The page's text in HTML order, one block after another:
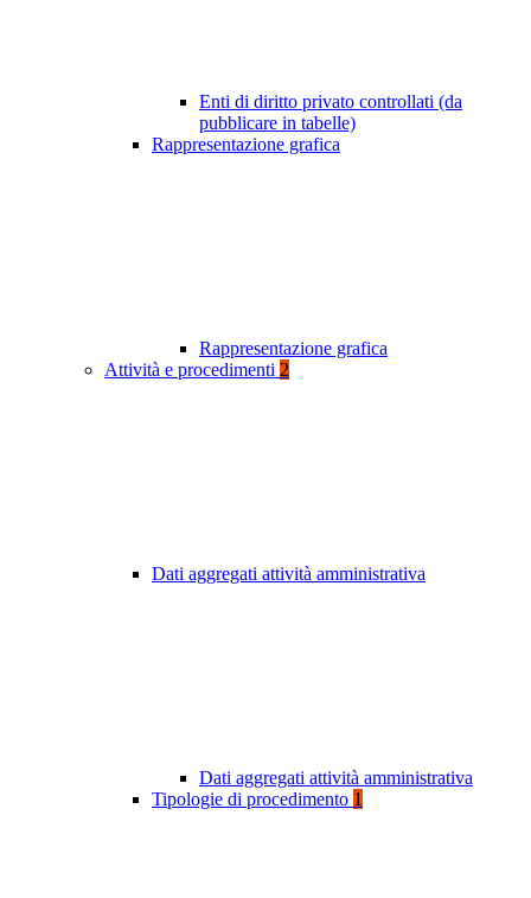
Enti di diritto privato controllati (da
pubblicare in tabelle)
Rappresentazione grafica
Rappresentazione grafica
Attività e procedimenti 2
Dati aggregati attività amministrativa
Dati aggregati attività amministrativa
Tipologie di procedimento 1